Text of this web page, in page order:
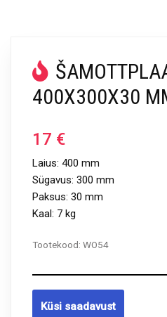
400X300X30
17 €
Laius: 400 mm
Sügavus: 300 mm
Paksus: 30 mm
Kaal: 7 kg
Tootekood: WO54
Küsi saadavust